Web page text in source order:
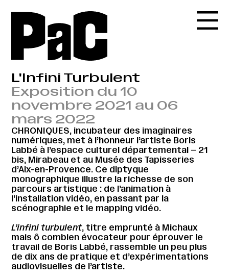
L'Infini Turbulent
Exposition du 10
novembre 2021 au 06
mars 2022
CHRONIQUES, incubateur des imaginaires
numériques, met à l’honneur l’artiste Boris
Labbé à l’espace culturel départemental – 21
bis, Mirabeau et au Musée des Tapisseries
d’Aix-en-Provence. Ce diptyque
monographique illustre la richesse de son
parcours artistique : de l’animation à
l’installation vidéo, en passant par la
scénographie et le mapping vidéo.
L’infini turbulent, titre emprunté à Michaux
mais ô combien évocateur pour éprouver le
travail de Boris Labbé, rassemble un peu plus
de dix ans de pratique et d’expérimentations
audiovisuelles de l’artiste.